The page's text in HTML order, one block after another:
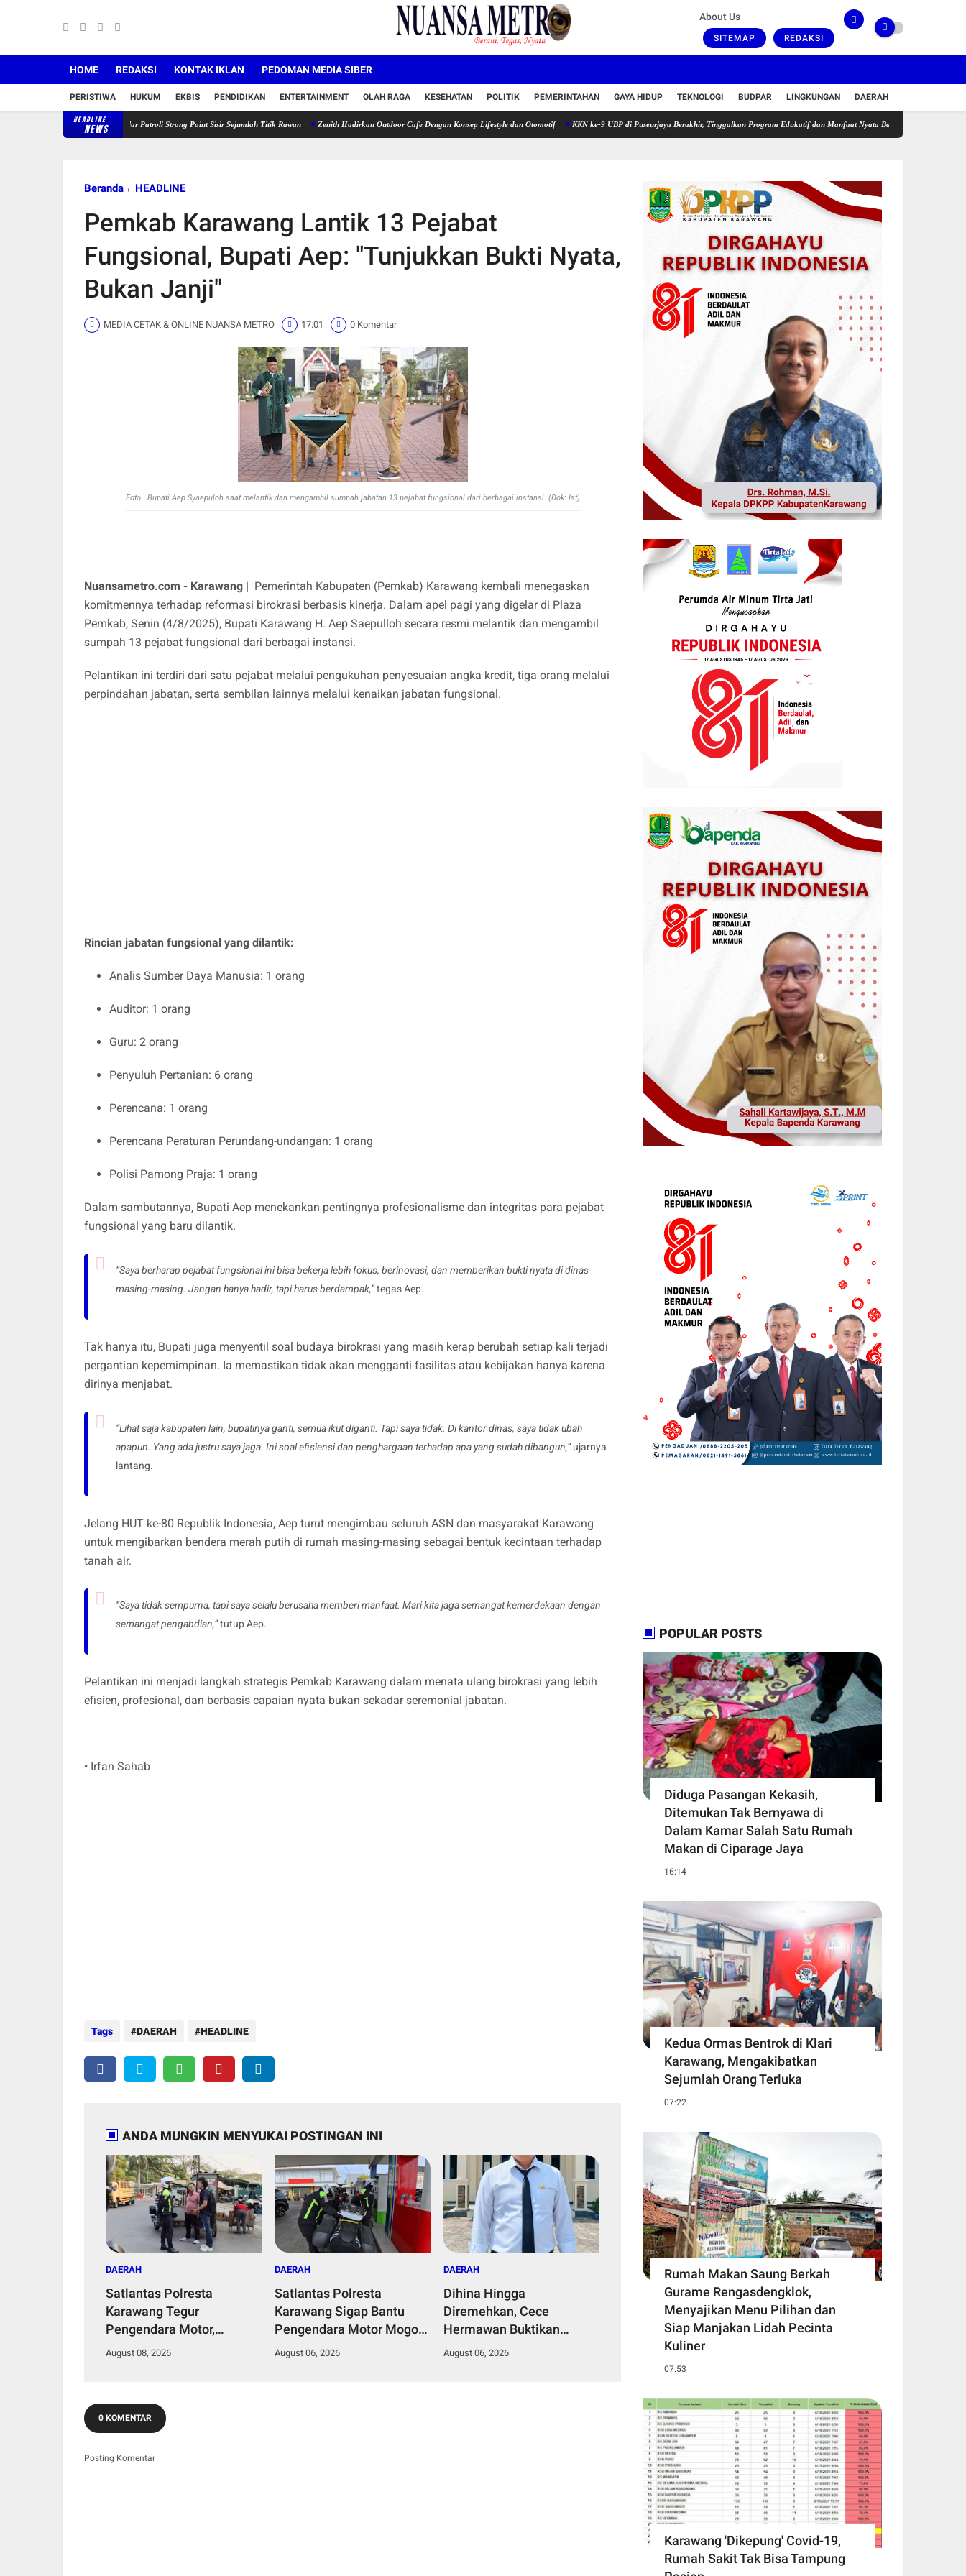
About Us
SITEMAP REDAKSI
HOME REDAKSI KONTAK IKLAN PEDOMAN MEDIA SIBER
PERISTIWA HUKUM EKBIS PENDIDIKAN ENTERTAINMENT OLAH RAGA KESEHATAN POLITIK PEMERINTAHAN GAYA HIDUP TEKNOLOGI BUDPAR LINGKUNGAN DAERAH
HEADLINE
NEWS
Polda NTB Menggelar Patroli Strong Point Sisir Sejumlah Titik Rawan Zenith Hadirkan Outdoor Cafe Dengan Konsep Lifestyle dan Otomotif KKN ke-9 UBP di Puseurjaya Berakhir, Tinggalkan Program Edukatif dan Manfaat Nyata Bagi Warga
Beranda HEADLINE
Pemkab Karawang Lantik 13 Pejabat
Fungsional, Bupati Aep: "Tunjukkan Bukti Nyata,
Bukan Janji"
MEDIA CETAK & ONLINE NUANSA METRO 17:01 0 Komentar
Foto : Bupati Aep Syaepuloh saat melantik dan mengambil sumpah jabatan 13 pejabat fungsional dari berbagai instansi. (Dok: Ist)
Nuansametro.com - Karawang | Pemerintah Kabupaten (Pemkab) Karawang kembali menegaskan
komitmennya terhadap reformasi birokrasi berbasis kinerja. Dalam apel pagi yang digelar di Plaza
Pemkab, Senin (4/8/2025), Bupati Karawang H. Aep Saepulloh secara resmi melantik dan mengambil
sumpah 13 pejabat fungsional dari berbagai instansi.
Pelantikan ini terdiri dari satu pejabat melalui pengukuhan penyesuaian angka kredit, tiga orang melalui
perpindahan jabatan, serta sembilan lainnya melalui kenaikan jabatan fungsional.
Rincian jabatan fungsional yang dilantik:
Analis Sumber Daya Manusia: 1 orang
Auditor: 1 orang
Guru: 2 orang
Penyuluh Pertanian: 6 orang
Perencana: 1 orang
Perencana Peraturan Perundang-undangan: 1 orang
Polisi Pamong Praja: 1 orang
Dalam sambutannya, Bupati Aep menekankan pentingnya profesionalisme dan integritas para pejabat
fungsional yang baru dilantik.
“Saya berharap pejabat fungsional ini bisa bekerja lebih fokus, berinovasi, dan memberikan bukti nyata di dinas
masing-masing. Jangan hanya hadir, tapi harus berdampak,”tegas Aep.
Tak hanya itu, Bupati juga menyentil soal budaya birokrasi yang masih kerap berubah setiap kali terjadi
pergantian kepemimpinan. Ia memastikan tidak akan mengganti fasilitas atau kebijakan hanya karena
dirinya menjabat.
“Lihat saja kabupaten lain, bupatinya ganti, semua ikut diganti. Tapi saya tidak. Di kantor dinas, saya tidak ubah
apapun. Yang ada justru saya jaga. Ini soal efisiensi dan penghargaan terhadap apa yang sudah dibangun,”ujarnya
lantang.
Jelang HUT ke-80 Republik Indonesia, Aep turut mengimbau seluruh ASN dan masyarakat Karawang
untuk mengibarkan bendera merah putih di rumah masing-masing sebagai bentuk kecintaan terhadap
tanah air.
“Saya tidak sempurna, tapi saya selalu berusaha memberi manfaat. Mari kita jaga semangat kemerdekaan dengan
semangat pengabdian,”tutup Aep.
Pelantikan ini menjadi langkah strategis Pemkab Karawang dalam menata ulang birokrasi yang lebih
efisien, profesional, dan berbasis capaian nyata bukan sekadar seremonial jabatan.
• Irfan Sahab
Tags DAERAH HEADLINE
ANDA MUNGKIN MENYUKAI POSTINGAN INI
DAERAH
Satlantas Polresta
Karawang Tegur
Pengendara Motor,
Ingatkan Bahaya Ugal-
August 08, 2026
DAERAH
Satlantas Polresta
Karawang Sigap Bantu
Pengendara Motor Mogok,
Polisi Humanis Tuai
August 06, 2026
DAERAH
Dihina Hingga
Diremehkan, Cece
Hermawan Buktikan
Kepemimpinan Humanis
August 06, 2026
0 KOMENTAR
Posting Komentar
POPULAR POSTS
Diduga Pasangan Kekasih,
Ditemukan Tak Bernyawa di
Dalam Kamar Salah Satu Rumah
Makan di Ciparage Jaya
16:14
Kedua Ormas Bentrok di Klari
Karawang, Mengakibatkan
Sejumlah Orang Terluka
07:22
Rumah Makan Saung Berkah
Gurame Rengasdengklok,
Menyajikan Menu Pilihan dan
Siap Manjakan Lidah Pecinta
Kuliner
07:53
Karawang 'Dikepung' Covid-19,
Rumah Sakit Tak Bisa Tampung